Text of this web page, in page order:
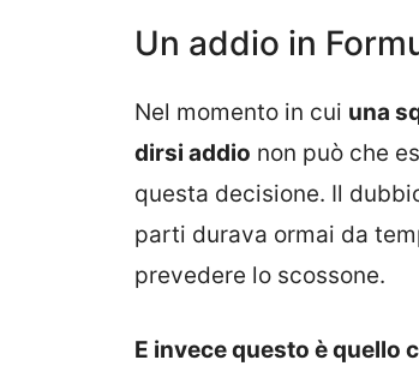
Un addio in
Nel momento in cui una
dirsi addio non può che
questa decisione. Il
parti durava ormai da
prevedere lo scossone.
E invece questo è quello